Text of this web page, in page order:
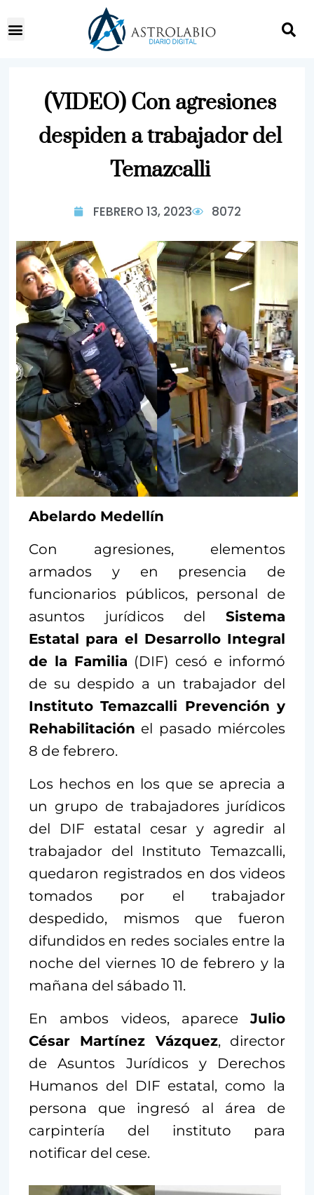
(VIDEO) Con agresiones
despiden a trabajador del
Temazcalli
FEBRERO 13, 2023 8072
Abelardo Medellín
Con agresiones, elementos
armados y en presencia de
funcionarios públicos, personal de
asuntos jurídicos del Sistema
Estatal para el Desarrollo Integral
de la Familia (DIF) cesó e informó
de su despido a un trabajador del
Instituto Temazcalli Prevención y
Rehabilitación el pasado miércoles
8 de febrero.
Los hechos en los que se aprecia a
un grupo de trabajadores jurídicos
del DIF estatal cesar y agredir al
trabajador del Instituto Temazcalli,
quedaron registrados en dos videos
tomados por el trabajador
despedido, mismos que fueron
difundidos en redes sociales entre la
noche del viernes 10 de febrero y la
mañana del sábado 11.
En ambos videos, apareceJulio
César Martínez Vázquez, director
de Asuntos Jurídicos y Derechos
Humanos del DIF estatal, como la
persona que ingresó al área de
carpintería del instituto para
notificar del cese.